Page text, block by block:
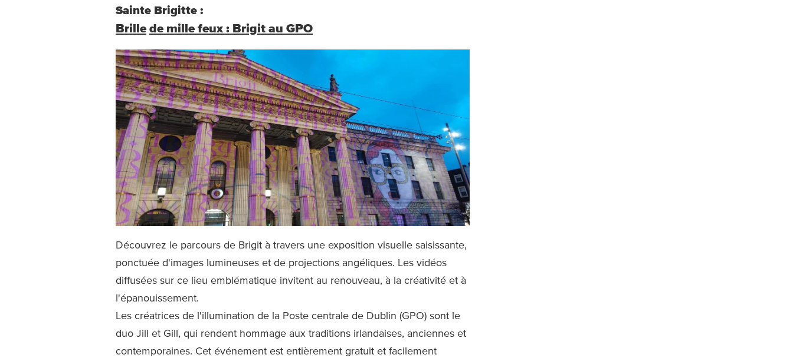
Sainte Brigitte :
Brille de mille feux : Brigit au GPO
Découvrez le parcours de Brigit à travers une exposition visuelle saisissante,
ponctuée d'images lumineuses et de projections angéliques. Les vidéos
diffusées sur ce lieu emblématique invitent au renouveau, à la créativité et à
l'épanouissement.
Les créatrices de l'illumination de la Poste centrale de Dublin (GPO) sont le
duo Jill et Gill, qui rendent hommage aux traditions irlandaises, anciennes et
contemporaines. Cet événement est entièrement gratuit et facilement